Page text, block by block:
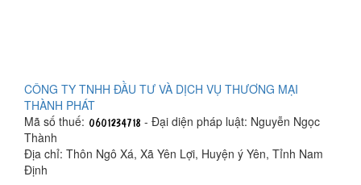
CÔNG TY TNHH ĐẦU TƯ VÀ DỊCH VỤ THƯƠNG MẠI
THÀNH PHÁT
Mã số thuế:
- Đại diện pháp luật: Nguyễn Ngọc
Thành
Địa chỉ: Thôn Ngô Xá, Xã Yên Lợi, Huyện ý Yên, Tỉnh Nam
Định